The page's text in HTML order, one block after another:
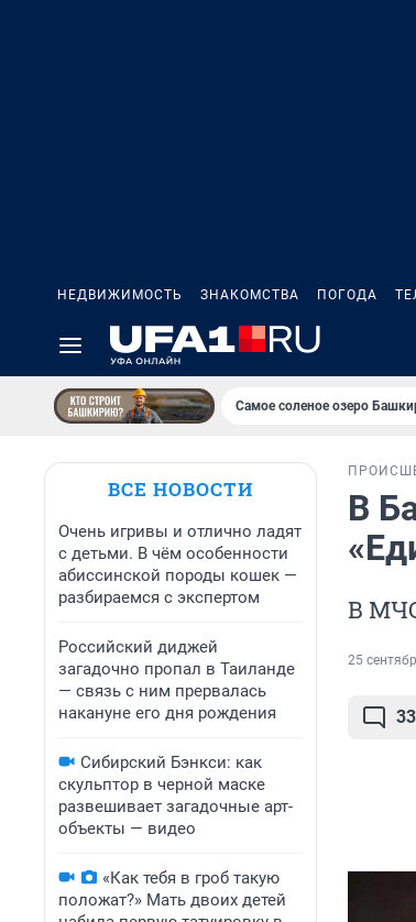
НЕДВИЖИМОСТЬ ЗНАКОМСТВА ПОГОДА
Самое соленое озеро
ВСЕ НОВОСТИ
Очень игривы и отлично ладят
с детьми. В чём особенности
абиссинской породы кошек —
разбираемся с экспертом
Российский диджей
загадочно пропал в Таиланде
— связь с ним прервалась
накануне его дня рождения
Сибирский Бэнкси: как
скульптор в черной маске
развешивает загадочные арт-
объекты — видео
«Как тебя в гроб такую
положат?» Мать двоих детей
В
В
25
33